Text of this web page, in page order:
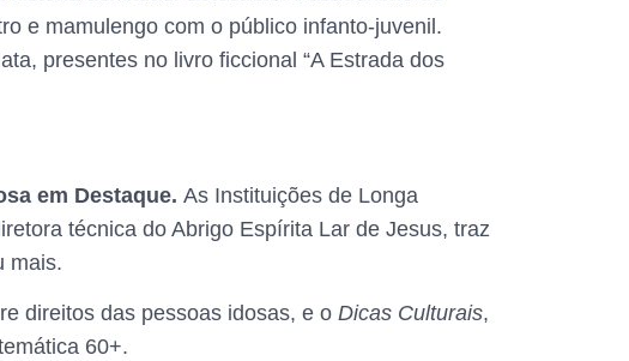
e mamulengo com o público infanto-juvenil.
presentes no livro ficcional “A Estrada dos
em Destaque. As Instituições de Longa
técnica do Abrigo Espírita Lar de Jesus, traz
mais.
direitos das pessoas idosas, e o Dicas Culturais,
60+.